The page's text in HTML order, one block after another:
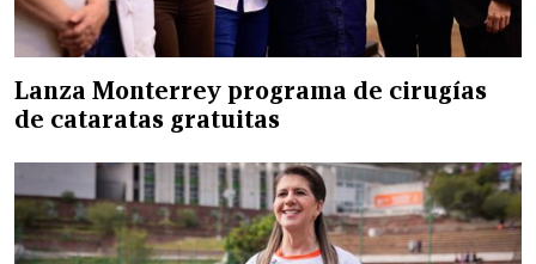
Lanza Monterrey programa de cirugías
de cataratas gratuitas